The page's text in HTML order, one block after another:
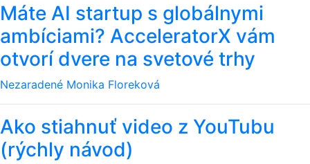
Máte AI startup s globálnymi
ambíciami? AcceleratorX vám
otvorí dvere na svetové trhy
Nezaradené Monika Floreková
Ako stiahnuť video z YouTubu
(rýchly návod)